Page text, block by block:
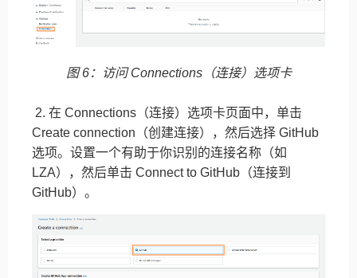
图 6：访问 Connections（连接）选项卡
2. 在 Connections（连接）选项卡页面中，单击
Create connection（创建连接），然后选择 GitHub
选项。设置一个有助于你识别的连接名称（如
LZA），然后单击 Connect to GitHub（连接到
GitHub）。